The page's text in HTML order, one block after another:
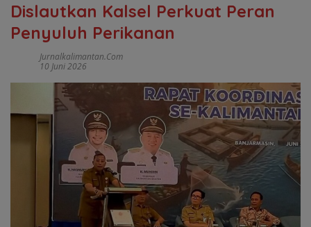
Dislautkan Kalsel Perkuat Peran
Penyuluh Perikanan
Jurnalkalimantan.com
10 Juni 2026